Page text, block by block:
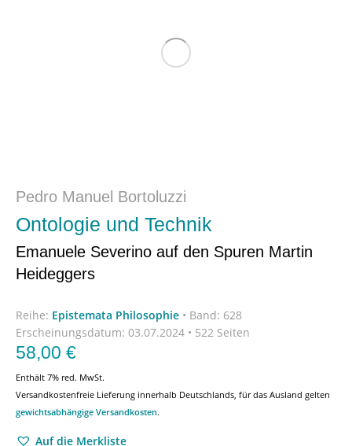
Pedro Manuel Bortoluzzi
Ontologie und Technik
Emanuele Severino auf den Spuren Martin
Heideggers
Reihe: Epistemata Philosophie • Band: 628
Erscheinungsdatum: 03.07.2024 • 522 Seiten
58,00 €
Enthält 7% red. MwSt.
Versandkostenfreie Lieferung innerhalb Deutschlands, für das Ausland gelten
gewichtsabhängige Versandkosten.
Auf die Merkliste